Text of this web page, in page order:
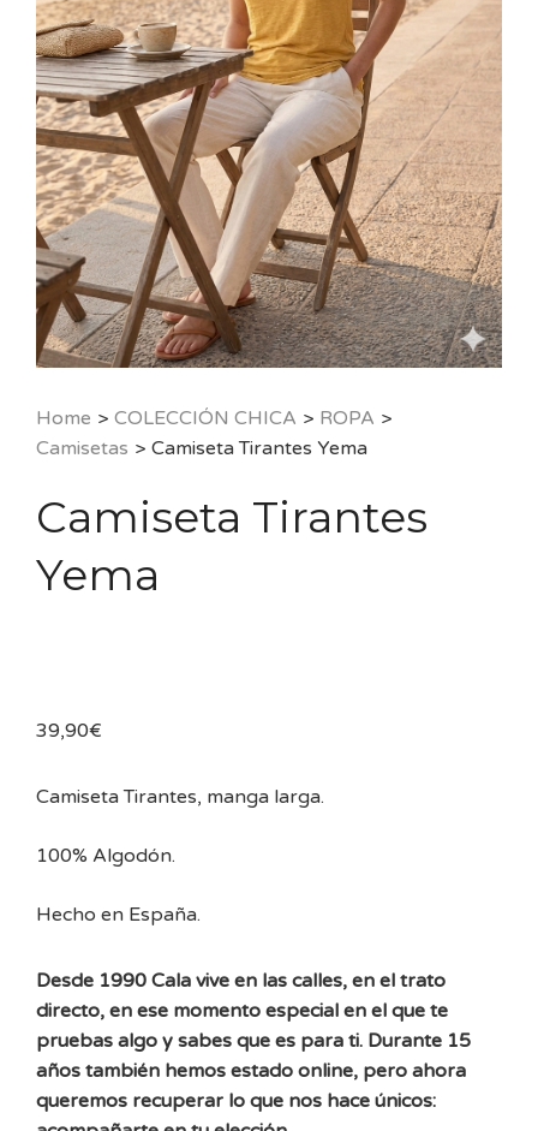
Home > COLECCIÓN CHICA > ROPA >
Camisetas > Camiseta Tirantes Yema
Camiseta Tirantes
Yema
39,90€
Camiseta Tirantes, manga larga.
100% Algodón.
Hecho en España.
Desde 1990 Cala vive en las calles, en el trato
directo, en ese momento especial en el que te
pruebas algo y sabes que es para ti. Durante 15
años también hemos estado online, pero ahora
queremos recuperar lo que nos hace únicos: